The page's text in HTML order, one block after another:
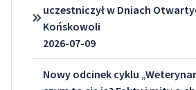
uczestniczył w Dniach
Końskowoli
2026-07-09
Nowy odcinek cyklu